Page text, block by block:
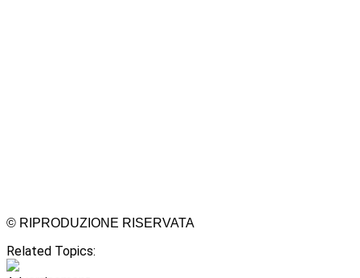
© RIPRODUZIONE RISERVATA
Related Topics: